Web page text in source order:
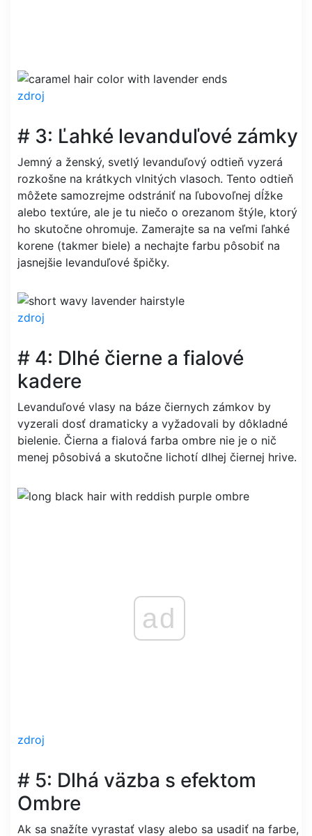
zdroj
# 3: Ľahké levanduľové zámky
Jemný a ženský, svetlý levanduľový odtieň vyzerá
rozkošne na krátkych vlnitých vlasoch. Tento odtieň
môžete samozrejme odstrániť na ľubovoľnej dĺžke
alebo textúre, ale je tu niečo o orezanom štýle, ktorý
ho skutočne ohromuje. Zamerajte sa na veľmi ľahké
korene (takmer biele) a nechajte farbu pôsobiť na
jasnejšie levanduľové špičky.
zdroj
# 4: Dlhé čierne a fialové
kadere
Levanduľové vlasy na báze čiernych zámkov by
vyzerali dosť dramaticky a vyžadovali by dôkladné
bielenie. Čierna a fialová farba ombre nie je o nič
menej pôsobivá a skutočne lichotí dlhej čiernej hrive.
ad
zdroj
# 5: Dlhá väzba s efektom
Ombre
Ak sa snažíte vyrastať vlasy alebo sa usadiť na farbe,